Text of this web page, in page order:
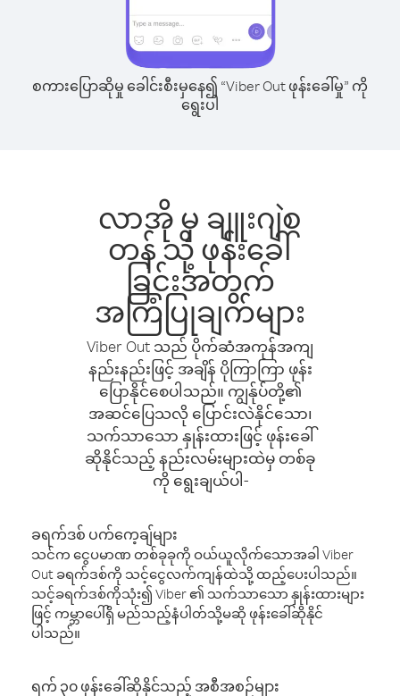
စကားပြောဆိုမှု ခေါင်းစီးမှနေ၍ “Viber Out ဖုန်းခေါ်မှု” ကို
ရွေးပါ
လာအို မှ ချူးဂျဲစ
တန် သို့ ဖုန်းခေါ်
ခြင်းအတွက်
အကြံပြုချက်များ
Viber Out သည် ပိုက်ဆံအကုန်အကျ
နည်းနည်းဖြင့် အချိန် ပိုကြာကြာ ဖုန်း
ပြောနိုင်စေပါသည်။ ကျွန်ုပ်တို့၏
အဆင်ပြေသလို ပြောင်းလဲနိုင်သော၊
သက်သာသော နှုန်းထားဖြင့် ဖုန်းခေါ်
ဆိုနိုင်သည့် နည်းလမ်းများထဲမှ တစ်ခု
ကို ရွေးချယ်ပါ-
ခရက်ဒစ် ပက်ကေ့ချ်များ
သင်က ငွေပမာဏ တစ်ခုခုကို ဝယ်ယူလိုက်သောအခါ Viber
Out ခရက်ဒစ်ကို သင့်ငွေလက်ကျန်ထဲသို့ ထည့်ပေးပါသည်။
သင့်ခရက်ဒစ်ကိုသုံး၍ Viber ၏ သက်သာသော နှုန်းထားများ
ဖြင့် ကမ္ဘာပေါ်ရှိ မည်သည့်နံပါတ်သို့မဆို ဖုန်းခေါ်ဆိုနိုင်
ပါသည်။
ရက် ၃၀ ဖုန်းခေါ်ဆိုနိုင်သည့် အစီအစဉ်များ